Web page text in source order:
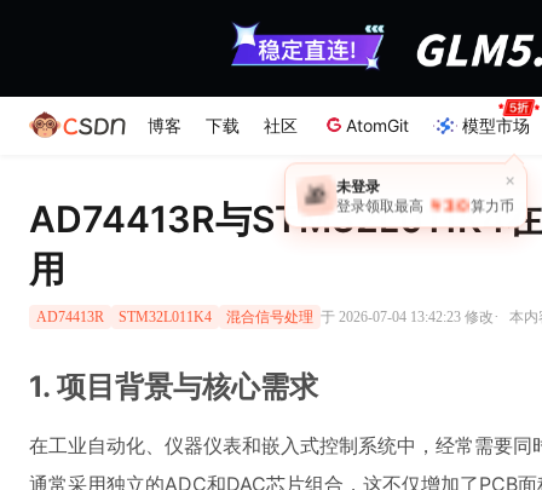
博客 下载 社区 AtomGit 模型市场
AD74413R与STM32L011K4
用
AD74413R STM32L011K4 混合信号处理 于 2026-07-04 13:42:23 修改· 本内
1. 项目背景与核心需求
在工业自动化、仪器仪表和嵌入式控制系统中，经常需要
通常采用独立的ADC和DAC芯片组合，这不仅增加了PCB